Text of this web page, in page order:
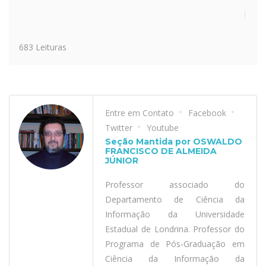
683 Leituras
Entre em Contato
Facebook
Twitter
Youtube
Seção Mantida por OSWALDO
FRANCISCO DE ALMEIDA
JÚNIOR
Professor associado do
Departamento de Ciência da
Informação da Universidade
Estadual de Londrina. Professor do
Programa de Pós-Graduação em
Ciência da Informação da